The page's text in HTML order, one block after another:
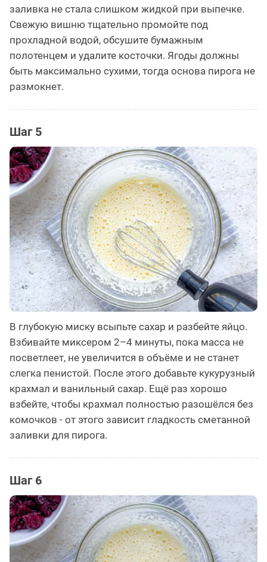
заливка не стала слишком жидкой при выпечке.
Свежую вишню тщательно промойте под
прохладной водой, обсушите бумажным
полотенцем и удалите косточки. Ягоды должны
быть максимально сухими, тогда основа пирога не
размокнет.
Шаг 5
В глубокую миску всыпьте сахар и разбейте яйцо.
Взбивайте миксером 2–4 минуты, пока масса не
посветлеет, не увеличится в объёме и не станет
слегка пенистой. После этого добавьте кукурузный
крахмал и ванильный сахар. Ещё раз хорошо
взбейте, чтобы крахмал полностью разошёлся без
комочков - от этого зависит гладкость сметанной
заливки для пирога.
Шаг 6